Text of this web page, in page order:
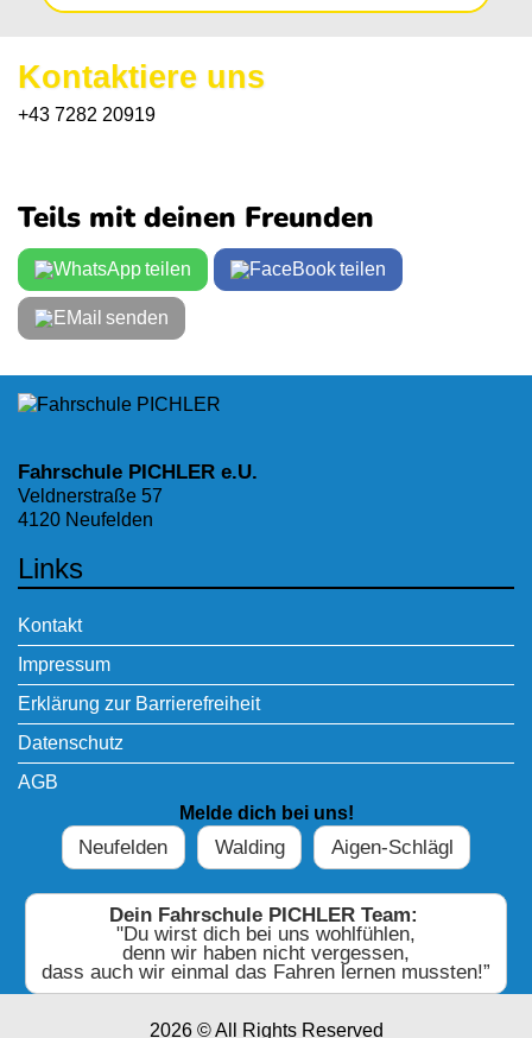
Kontaktiere uns
+43 7282 20919
Teils mit deinen Freunden
teilen teilen
senden
Fahrschule PICHLER e.U.
Veldnerstraße 57
4120 Neufelden
Links
Kontakt
Impressum
Erklärung zur Barrierefreiheit
Datenschutz
AGB
Melde dich bei uns!
Neufelden Walding Aigen-Schlägl
Dein Fahrschule PICHLER Team:
"Du wirst dich bei uns wohlfühlen,
denn wir haben nicht vergessen,
dass auch wir einmal das Fahren lernen mussten!”
2026 © All Rights Reserved